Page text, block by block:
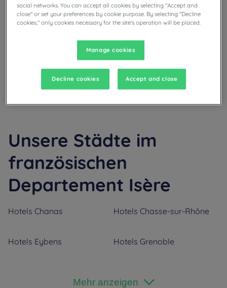
Campanile bietet Ihnen seine komfortablen Zimmer und lädt
Sie zu einer kulinarischen Pause zum besten Preis ein!
Unsere Städte im
französischen
Departement Isère
Hotels Chanas Hotels Chasse-sur-Rhône
Hotels Eybens Hotels Grenoble
Mehr anzeigen
social networks. You can accept all cookies by selecting "Accept and
close" or set your preferences by cookie purpose. By selecting "Decline
cookies," only cookies necessary for the site's operation will be placed.
Manage cookies
Decline cookies Accept and close